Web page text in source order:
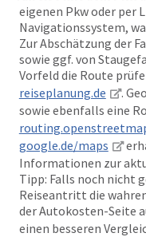
eigenen Pkw oder per
Navigationssystem,
Zur Abschätzung der
sowie ggf. von
Vorfeld die Route
reiseplanung.de
.
sowie ebenfalls eine
google.de/maps
Informationen zur
Tipp: Falls noch nicht
Reiseantritt die
der Autokosten-Seite
einen besseren